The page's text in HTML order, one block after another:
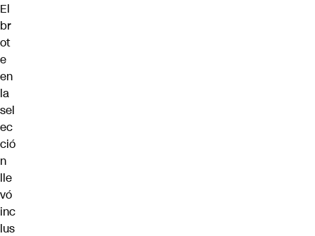
El
br
ot
e
en
la
sel
ec
ció
n
lle
vó
inc
lus